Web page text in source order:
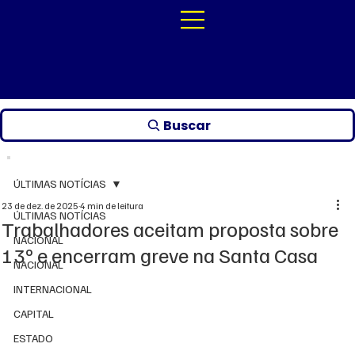
Buscar
ÚLTIMAS NOTÍCIAS
NACIONAL
NACIONAL
INTERNACIONAL
CAPITAL
ESTADO
ÚLTIMAS NOTÍCIAS
Trabalhadores aceitam proposta sobre
13º e encerram greve na Santa Casa
23 de dez. de 20254 min de leitura